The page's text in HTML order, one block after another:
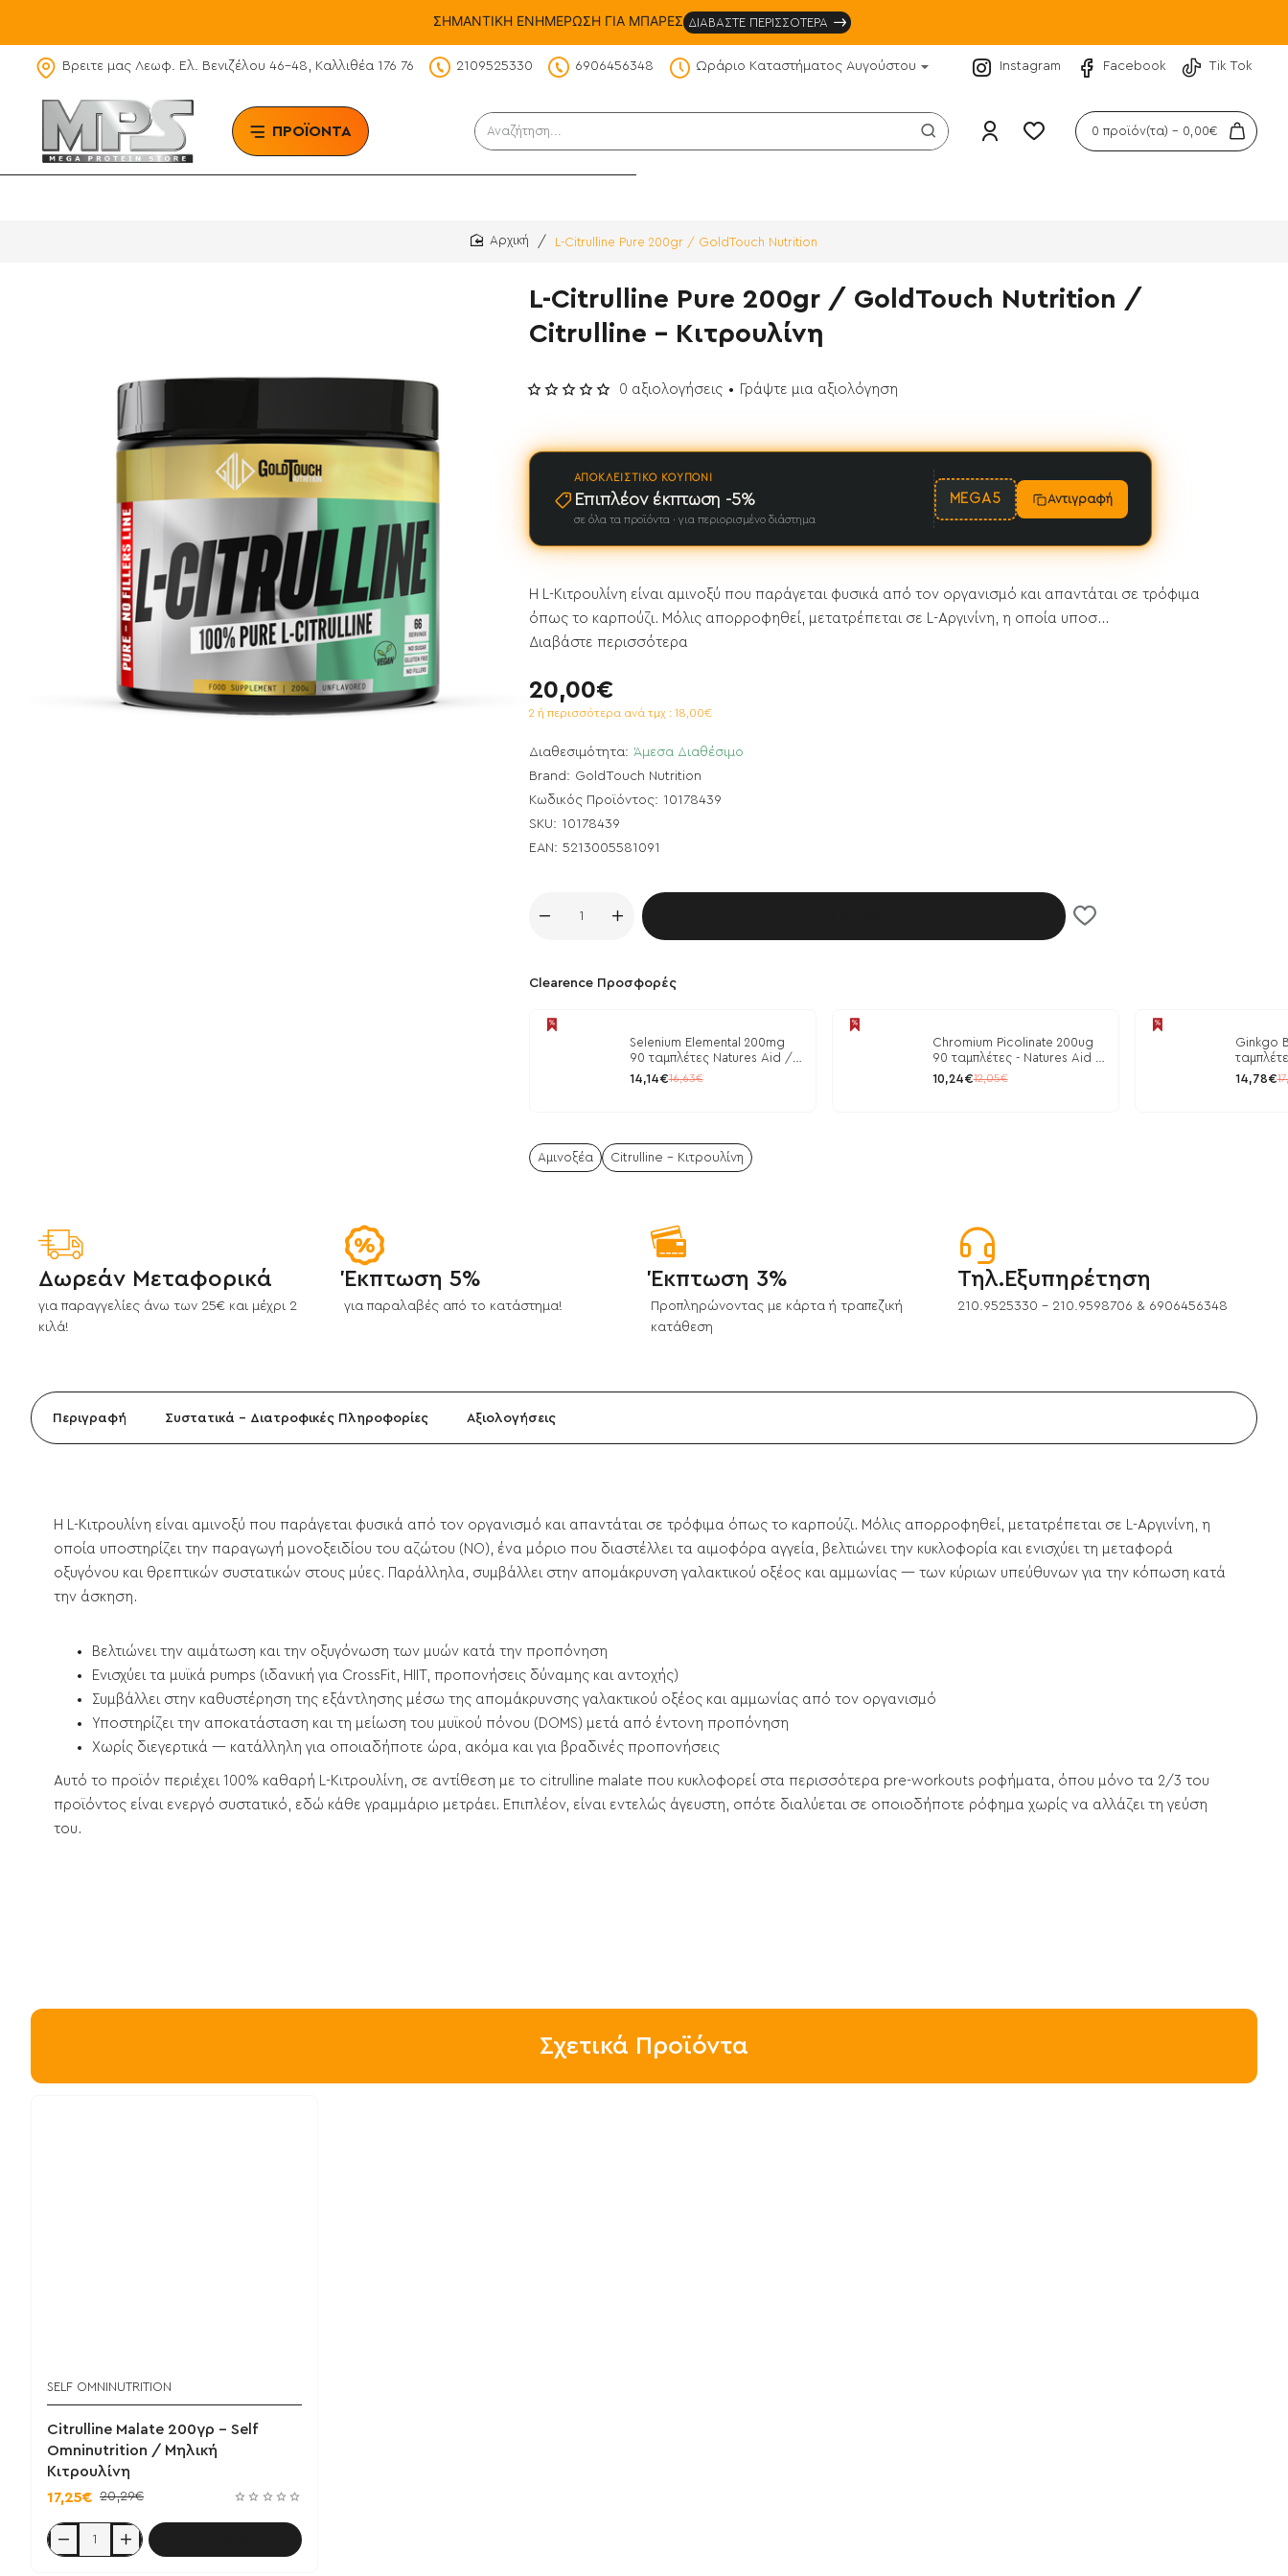
ΣΗΜΑΝΤΙΚΗ ΕΝΗΜΕΡΩΣΗ ΓΙΑ ΜΠΑΡΕΣ ΔΙΑΒΑΣΤΕ ΠΕΡΙΣΣΟΤΕΡΑ
Βρειτε μας Λεωφ. Ελ. Βενιζέλου 46-48, Καλλιθέα 176 76 2109525330 6906456348 Ωράριο Καταστήματος Αυγούστου Instagram Facebook Tik Tok
ΠΡΟΪΟΝΤΑ Αναζήτηση... 0 προϊόν(τα) - 0,00€
L-Citrulline Pure 200gr / GoldTouch Nutrition
L-Citrulline Pure 200gr / GoldTouch Nutrition /
Citrulline - Κιτρουλίνη
ΑΠΟΚΛΕΙΣΤΙΚΌ ΚΟΥΠΌΝΙ
Επιπλέον έκπτωση -5%
σε όλα τα προϊόντα · για περιορισμένο διάστημα
MEGA5 Αντιγραφή
Η L-Κιτρουλίνη είναι αμινοξύ που παράγεται φυσικά από τον οργανισμό και απαντάται σε τρόφιμα
όπως το καρπούζι. Μόλις απορροφηθεί, μετατρέπεται σε L-Αργινίνη, η οποία υποσ...
Διαβάστε περισσότερα
Διαθεσιμότητα: Άμεσα Διαθέσιμο
Brand: GoldTouch Nutrition
Κωδικός Προϊόντος: 10178439
SKU: 10178439
EAN: 5213005581091
0 αξιολογήσεις • Γράψτε μια αξιολόγηση
20,00€
2 ή περισσότερα ανά τμχ : 18,00€
Clearence Προσφορές
Selenium Elemental 200mg
90 ταμπλέτες Natures Aid /
Μέταλλα
14,14€16,63€
Chromium Picolinate 200ug
90 ταμπλέτες - Natures Aid /
Ρύθμιση Γλυκόζης
10,24€12,05€
Ginkgo
14,78€
Αμινοξέα Citrulline - Κιτρουλίνη
Δωρεάν Μεταφορικά
για παραγγελίες άνω των 25€ και μέχρι 2
κιλά!
Έκπτωση 5%
για παραλαβές από το κατάστημα!
Έκπτωση 3%
Προπληρώνοντας με κάρτα ή τραπεζική
κατάθεση
Τηλ.Εξυπηρέτηση
210.9525330 - 210.9598706 & 6906456348
Περιγραφή Συστατικά - Διατροφικές Πληροφορίες Αξιολογήσεις
Η L-Κιτρουλίνη είναι αμινοξύ που παράγεται φυσικά από τον οργανισμό και απαντάται σε τρόφιμα όπως το καρπούζι. Μόλις απορροφηθεί, μετατρέπεται σε L-Αργινίνη, η
οποία υποστηρίζει την παραγωγή μονοξειδίου του αζώτου (NO), ένα μόριο που διαστέλλει τα αιμοφόρα αγγεία, βελτιώνει την κυκλοφορία και ενισχύει τη μεταφορά
οξυγόνου και θρεπτικών συστατικών στους μύες. Παράλληλα, συμβάλλει στην απομάκρυνση γαλακτικού οξέος και αμμωνίας — των κύριων υπεύθυνων για την κόπωση κατά
την άσκηση.
Βελτιώνει την αιμάτωση και την οξυγόνωση των μυών κατά την προπόνηση
Ενισχύει τα μυϊκά pumps (ιδανική για CrossFit, HIIT, προπονήσεις δύναμης και αντοχής)
Συμβάλλει στην καθυστέρηση της εξάντλησης μέσω της απομάκρυνσης γαλακτικού οξέος και αμμωνίας από τον οργανισμό
Υποστηρίζει την αποκατάσταση και τη μείωση του μυϊκού πόνου (DOMS) μετά από έντονη προπόνηση
Χωρίς διεγερτικά — κατάλληλη για οποιαδήποτε ώρα, ακόμα και για βραδινές προπονήσεις
Αυτό το προϊόν περιέχει 100% καθαρή L-Κιτρουλίνη, σε αντίθεση με το citrulline malate που κυκλοφορεί στα περισσότερα pre-workouts ροφήματα, όπου μόνο τα 2/3 του
προϊόντος είναι ενεργό συστατικό, εδώ κάθε γραμμάριο μετράει. Επιπλέον, είναι εντελώς άγευστη, οπότε διαλύεται σε οποιοδήποτε ρόφημα χωρίς να αλλάζει τη γεύση
του.
Σχετικά Προϊόντα
SELF OMNINUTRITION
Citrulline Malate 200γρ - Self
Omninutrition / Μηλική
Κιτρουλίνη
17,25€ 20,29€
Citrulline
Malate